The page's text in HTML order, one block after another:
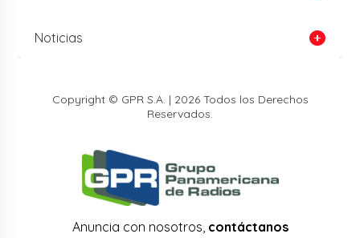
Noticias
Copyright © GPR S.A. | 2026 Todos los Derechos
Reservados.
Anuncia con nosotros, contáctanos